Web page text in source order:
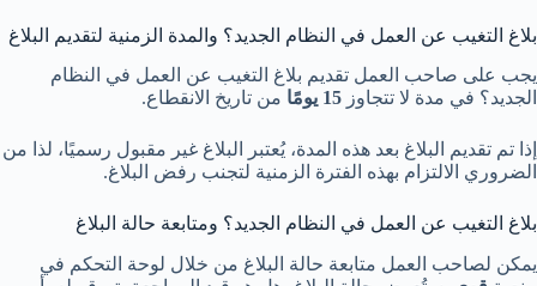
بلاغ التغيب عن العمل في النظام الجديد؟ والمدة الزمنية لتقديم البلاغ
يجب على صاحب العمل تقديم بلاغ التغيب عن العمل في النظام
الجديد؟ في مدة لا تتجاوز 15 يومًا من تاريخ الانقطاع.
إذا تم تقديم البلاغ بعد هذه المدة، يُعتبر البلاغ غير مقبول رسميًا، لذا من
الضروري الالتزام بهذه الفترة الزمنية لتجنب رفض البلاغ.
بلاغ التغيب عن العمل في النظام الجديد؟ ومتابعة حالة البلاغ
يمكن لصاحب العمل متابعة حالة البلاغ من خلال لوحة التحكم في